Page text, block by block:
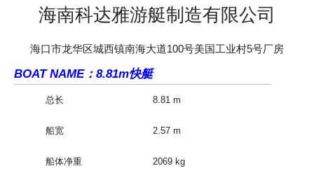
海南科达雅游艇制造有限公司
海口市龙华区城西镇南海大道100号美国工业村5号厂房
BOAT NAME：8.81m快艇
总长 8.81 m
船宽 2.57 m
船体净重 2069 kg